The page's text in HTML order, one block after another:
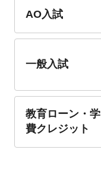
AO入試
一般入試
教育ローン・学
費クレジット